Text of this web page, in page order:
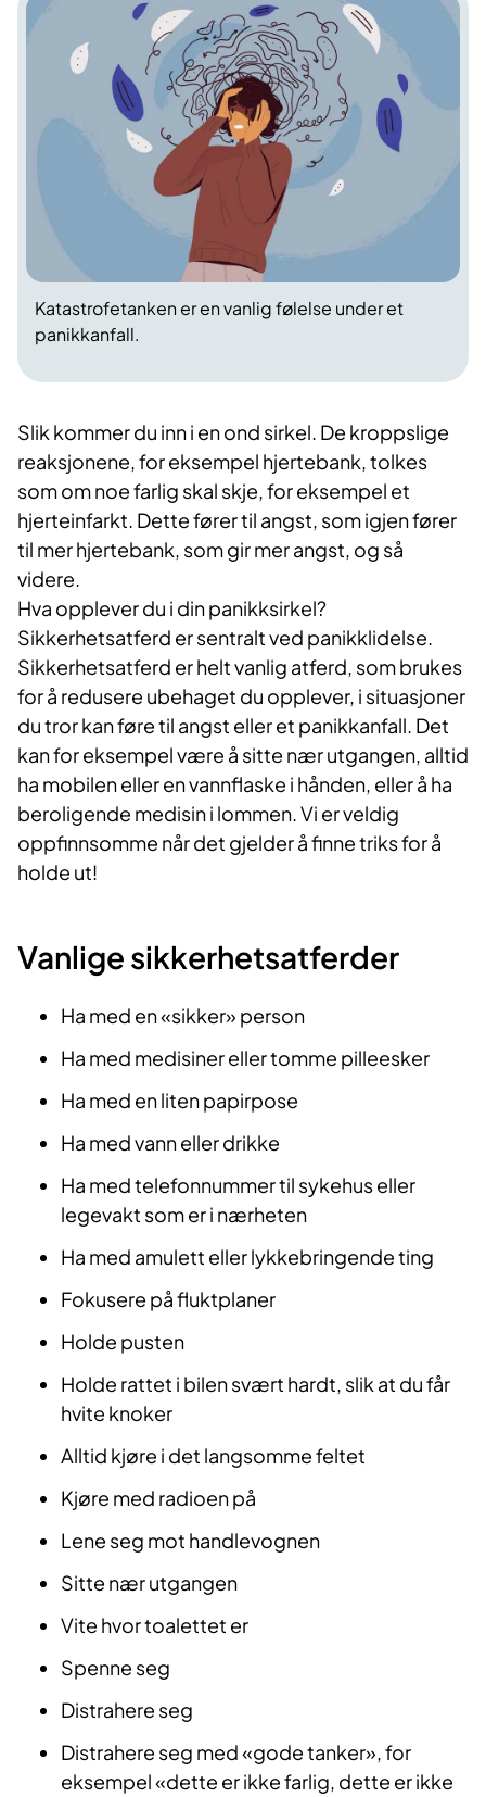
Katastrofetanken er en vanlig følelse under et
panikkanfall.
Slik kommer du inn i en ond sirkel. De kropps­lige
reaksjonene, for eksempel hjertebank, tolkes
som om noe farlig skal skje, for eksem­pel et
hjerteinfarkt. Dette fører til angst, som igjen fører
til mer hjertebank, som gir mer angst, og så
videre.
Hva opplever du i din panikksirkel?
Sikkerhetsatferd er sentralt ved panikklidelse.
Sikkerhetsatferd er helt vanlig atferd, som brukes
for å redusere ubehaget du opplever, i situasjoner
du tror kan føre til angst eller et panikkanfall. Det
kan for eksempel være å sitte nær utgangen, alltid
ha mobilen eller en vannflaske i hånden, eller å ha
beroligende medisin i lommen. Vi er veldig
oppfinnsom­me når det gjelder å finne triks for å
holde ut!
Vanlige sikkerhetsatferder
Ha med en «sikker» person
Ha med medisiner eller tomme pille­esker
Ha med en liten papirpose
Ha med vann eller drikke
Ha med telefonnummer til sykehus el­ler
legevakt som er i nærheten
Ha med amulett eller lykkebringende ting
Fokusere på fluktplaner
Holde pusten
Holde rattet i bilen svært hardt, slik at du får
hvite knoker
Alltid kjøre i det langsomme feltet
Kjøre med radioen på
Lene seg mot handlevognen
Sitte nær utgangen
Vite hvor toalettet er
Spenne seg
Distrahere seg
Distrahere seg med «gode tanker», for
eksempel «dette er ikke farlig, dette er ikke